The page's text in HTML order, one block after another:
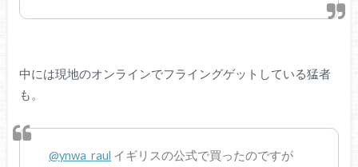
中には現地のオンラインでフライングゲットしている猛者
も。
@ynwa_raul イギリスの公式で買ったのですが